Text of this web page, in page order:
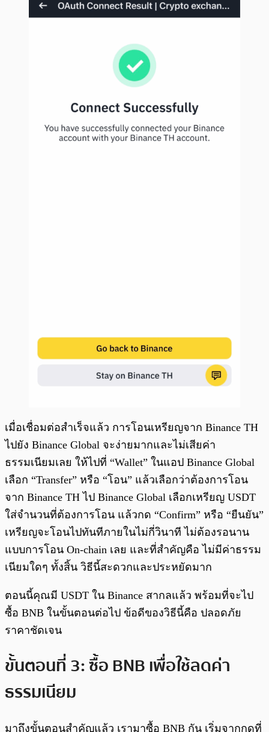
เมื่อเชื่อมต่อสำเร็จแล้ว การโอนเหรียญจาก Binance TH
ไปยัง Binance Global จะง่ายมากและไม่เสียค่า
ธรรมเนียมเลย ให้ไปที่ “Wallet” ในแอป Binance Global
เลือก “Transfer” หรือ “โอน” แล้วเลือกว่าต้องการโอน
จาก Binance TH ไป Binance Global เลือกเหรียญ USDT
ใส่จำนวนที่ต้องการโอน แล้วกด “Confirm” หรือ “ยืนยัน”
เหรียญจะโอนไปทันทีภายในไม่กี่วินาที ไม่ต้องรอนาน
แบบการโอน On-chain เลย และที่สำคัญคือ ไม่มีค่าธรรม
เนียมใดๆ ทั้งสิ้น วิธีนี้สะดวกและประหยัดมาก
ตอนนี้คุณมี USDT ใน Binance สากลแล้ว พร้อมที่จะไป
ซื้อ BNB ในขั้นตอนต่อไป ข้อดีของวิธีนี้คือ ปลอดภัย
ราคาชัดเจน
ขั้นตอนที่ 3: ซื้อ BNB เพื่อใช้ลดค่า
ธรรมเนียม
มาถึงขั้นตอนสำคัญแล้ว เรามาซื้อ BNB กัน เริ่มจากกดที่